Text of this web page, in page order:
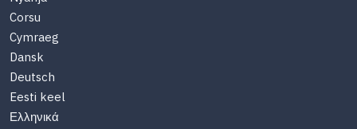
Corsu
Cymraeg
Dansk
Deutsch
Eesti keel
Ελληνικά